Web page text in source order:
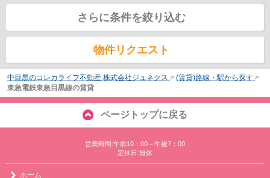
さらに条件を絞り込む
物件リクエスト
中目黒のコレカライフ不動産 株式会社ジュネクス > (賃貸)路線・駅から探す >
東急電鉄東急目黒線の賃貸
ページトップに戻る
営業時間:午前10：00～午後7：00
定休日:無休
ホーム